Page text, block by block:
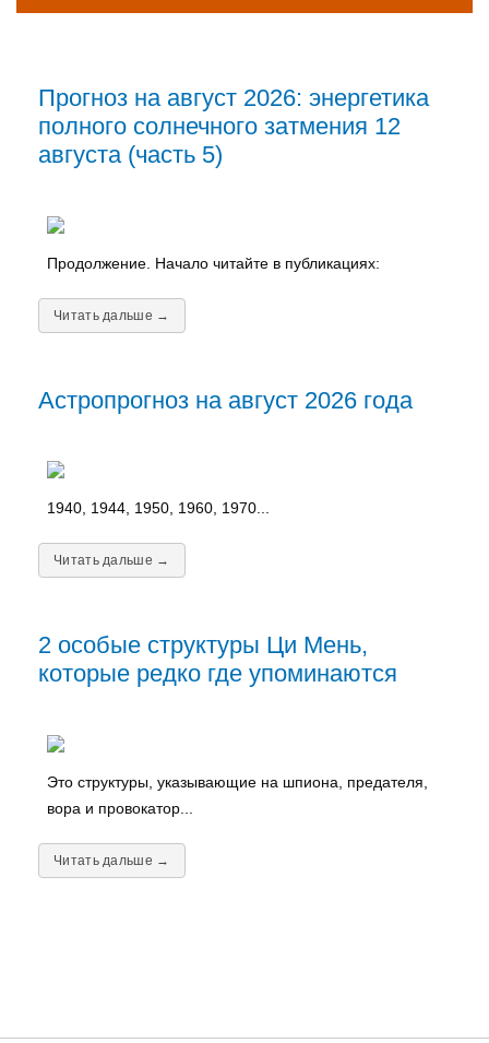
Прогноз на август 2026: энергетика
полного солнечного затмения 12
августа (часть 5)
Продолжение. Начало читайте в публикациях:
Читать дальше →
Астропрогноз на август 2026 года
1940, 1944, 1950, 1960, 1970...
Читать дальше →
2 особые структуры Ци Мень,
которые редко где упоминаются
Это структуры, указывающие на шпиона, предателя,
вора и провокатор...
Читать дальше →